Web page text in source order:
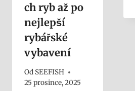
ch ryb až po
nejlepší
rybářské
vybavení
Od SEEFISH
25 prosince, 2025